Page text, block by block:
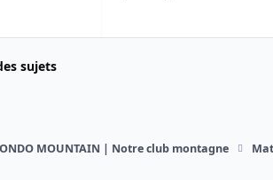
sujets
MOUNTAIN | Notre club montagne